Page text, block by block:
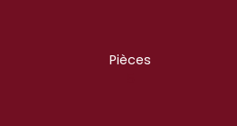
Pièces